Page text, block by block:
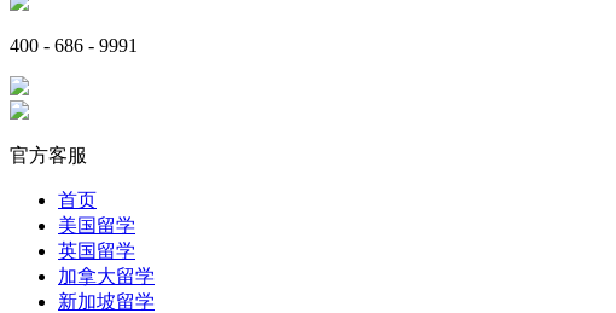
400 - 686 - 9991
官方客服
首页
美国留学
英国留学
加拿大留学
新加坡留学